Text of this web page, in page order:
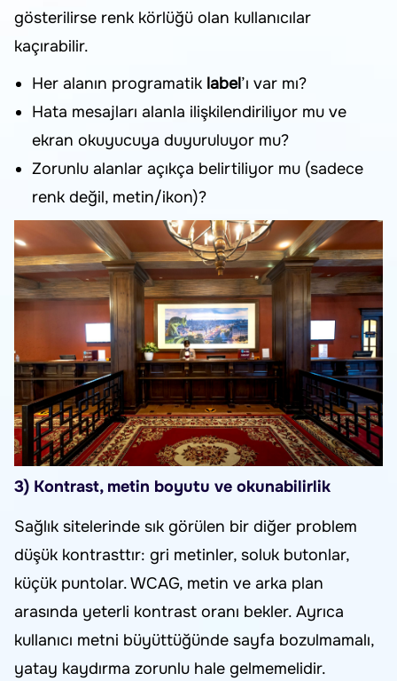
gösterilirse renk körlüğü olan kullanıcılar
kaçırabilir.
Her alanın programatik label’ı var mı?
Hata mesajları alanla ilişkilendiriliyor mu ve
ekran okuyucuya duyuruluyor mu?
Zorunlu alanlar açıkça belirtiliyor mu (sadece
renk değil, metin/ikon)?
3) Kontrast, metin boyutu ve okunabilirlik
Sağlık sitelerinde sık görülen bir diğer problem
düşük kontrasttır: gri metinler, soluk butonlar,
küçük puntolar. WCAG, metin ve arka plan
arasında yeterli kontrast oranı bekler. Ayrıca
kullanıcı metni büyüttüğünde sayfa bozulmamalı,
yatay kaydırma zorunlu hale gelmemelidir.